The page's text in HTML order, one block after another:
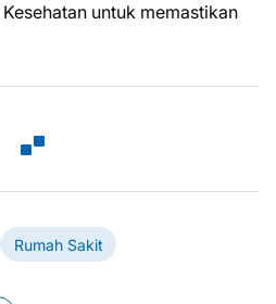
untuk memastikan
Rumah Sakit